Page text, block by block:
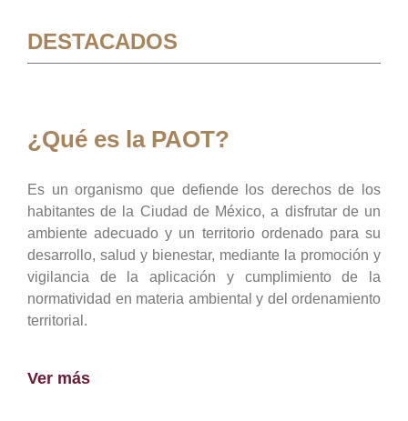
DESTACADOS
¿Qué es la PAOT?
Es un organismo que defiende los derechos de los
habitantes de la Ciudad de México, a disfrutar de un
ambiente adecuado y un territorio ordenado para su
desarrollo, salud y bienestar, mediante la promoción y
vigilancia de la aplicación y cumplimiento de la
normatividad en materia ambiental y del ordenamiento
territorial.
Ver más